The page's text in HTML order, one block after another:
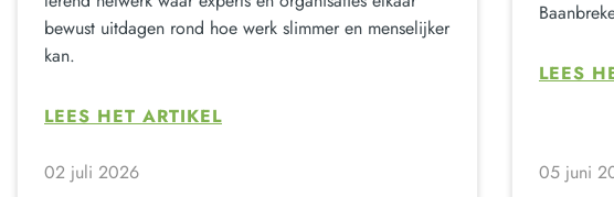
bewust uitdagen rond hoe werk slimmer en menselijker
kan.
LEES HET ARTIKEL
02 juli 2026
LEES
05 juni